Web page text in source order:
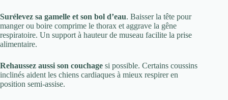
Surélevez sa gamelle et son bol d’eau. Baisser la tête pour
manger ou boire comprime le thorax et aggrave la gêne
respiratoire. Un support à hauteur de museau facilite la prise
alimentaire.
Rehaussez aussi son couchage si possible. Certains coussins
inclinés aident les chiens cardiaques à mieux respirer en
position semi-assise.